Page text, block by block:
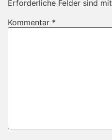
Erforderliche Felder sind mit
Kommentar *